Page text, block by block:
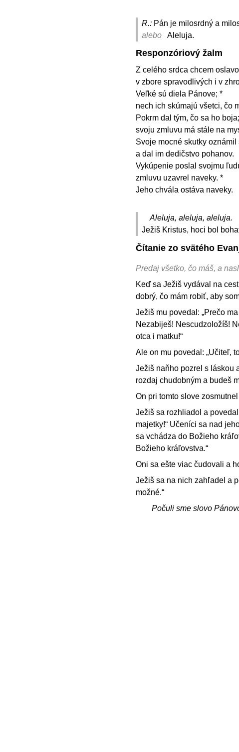
R.: Pán je milosrdný a
alebo
Aleluja.
Responzóriový žalm
Z celého srdca chcem
v zbore spravodlivých i v
Veľké sú diela Pánove; *
nech ich skúmajú všetci, čo
Pokrm dal tým, čo sa ho
svoju zmluvu má stále na
Svoje mocné skutky
a dal im dedičstvo pohanov.
Vykúpenie poslal svojmu
zmluvu uzavrel naveky. *
Jeho chvála ostáva naveky.
Aleluja, aleluja, aleluja.
Ježiš Kristus, hoci bol
Čítanie zo svätého
Predaj všetko, čo máš, a
Keď sa Ježiš vydával na
dobrý, čo mám robiť, aby
Ježiš mu povedal: „Prečo
Nezabiješ! Nescudzoložíš!
otca i matku!“
Ale on mu povedal: „Učiteľ,
Ježiš naňho pozrel s láskou
rozdaj chudobným a budeš
On pri tomto slove
Ježiš sa rozhliadol a
majetky!“ Učeníci sa nad
sa vchádza do Božieho
Božieho kráľovstva.“
Oni sa ešte viac čudovali a
Ježiš sa na nich zahľadel a
možné.“
Počuli sme slovo